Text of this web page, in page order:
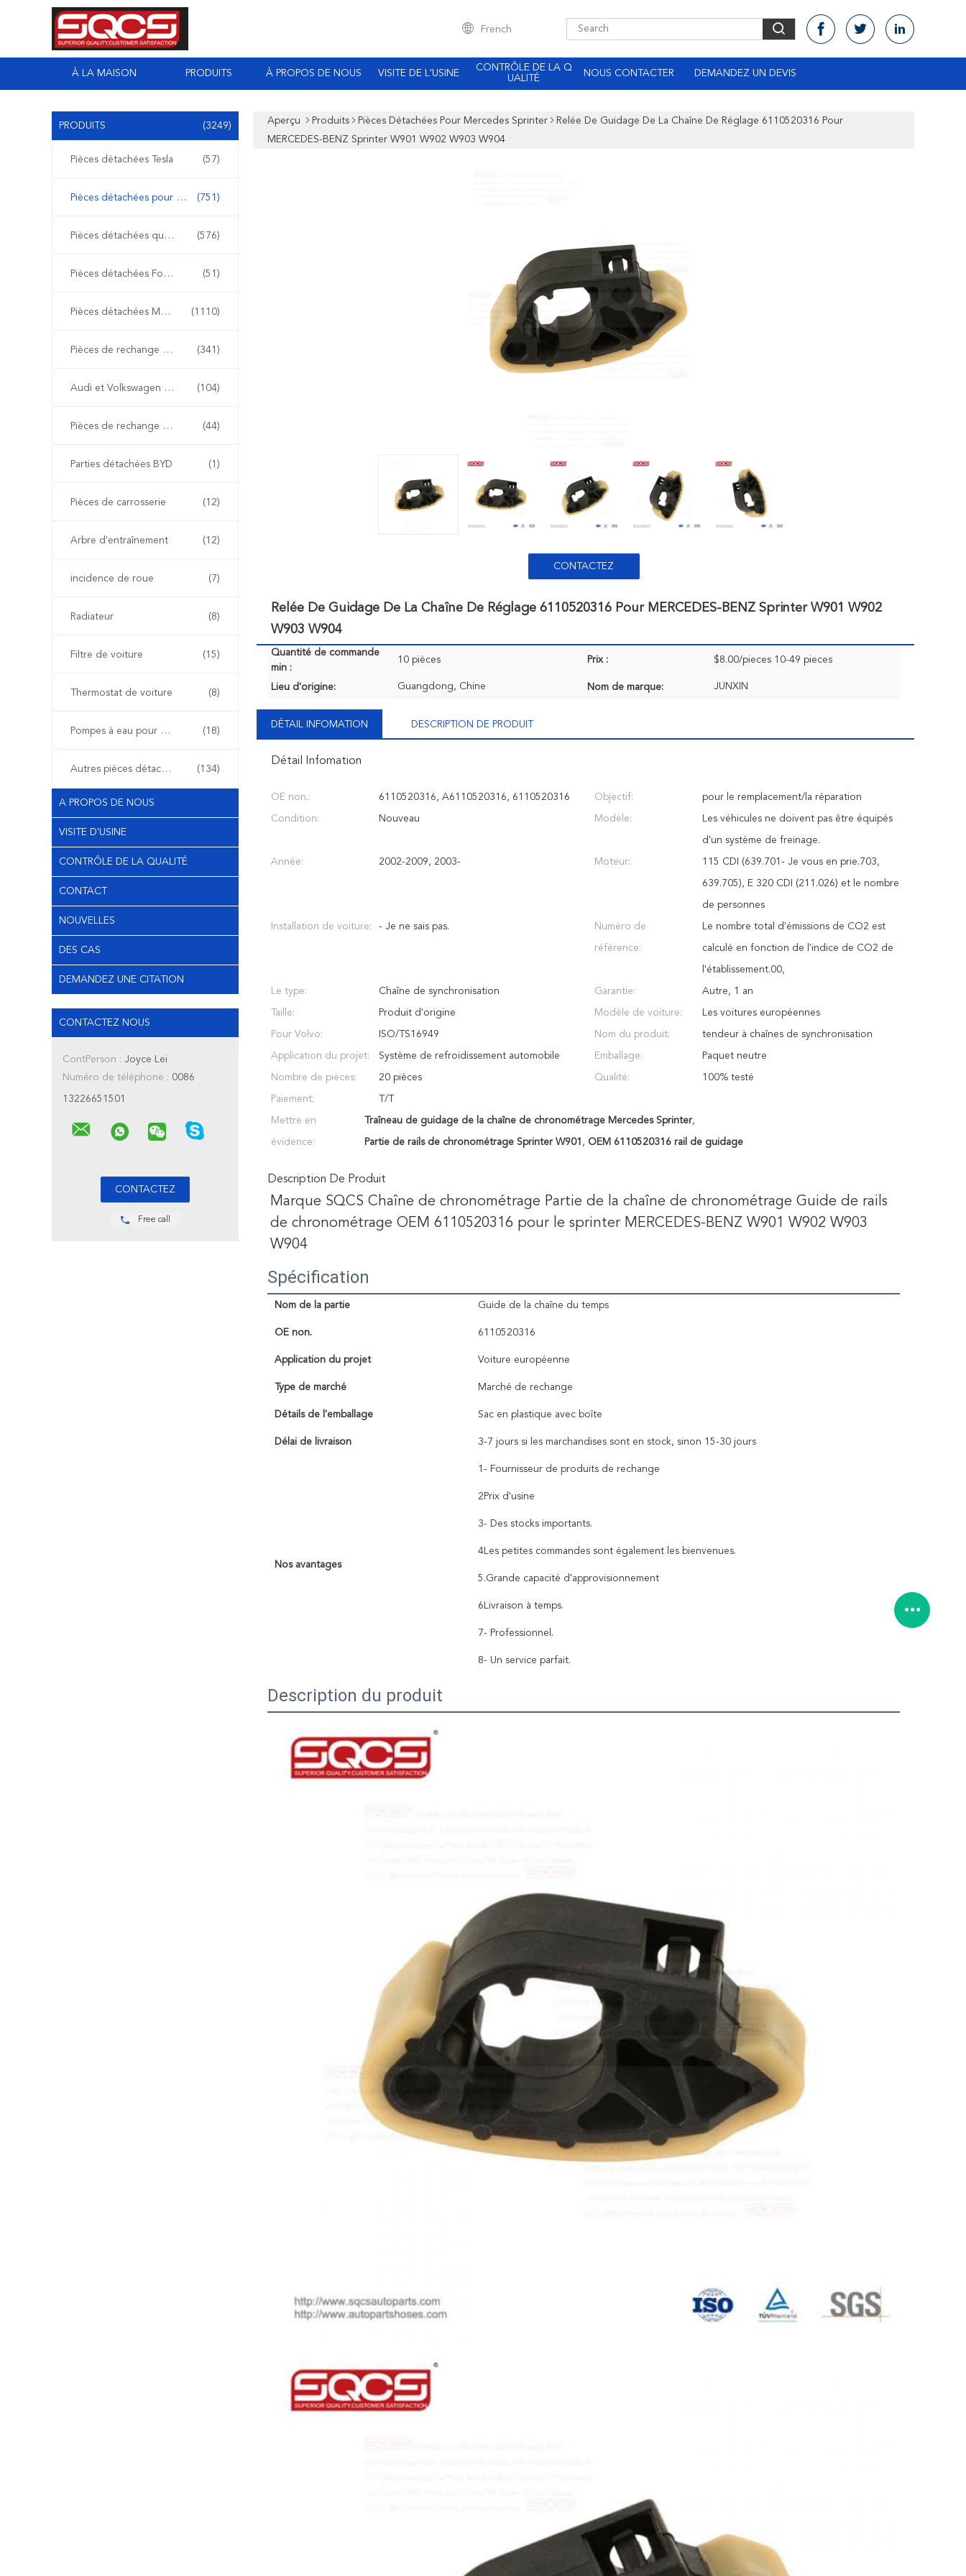
French
À LA MAISON PRODUITS À PROPOS DE NOUS VISITE DE L'USINE
CONTRÔLE DE LA Q
UALITÉ
NOUS CONTACTER DEMANDEZ UN DEVIS
PRODUITS (3249)
Pièces détachées Tesla (57)
Pièces détachées pour Mercedes Sprinter (751)
Pièces détachées quotidiennes Iveco (576)
Pièces détachées Ford Transit (51)
Pièces détachées Mercedes Benz (1110)
Pièces de rechange de BMW (341)
Audi et Volkswagen pièces détachées (104)
Pièces de rechange de Renault (44)
Parties détachées BYD (1)
Pièces de carrosserie (12)
Arbre d'entraînement (12)
incidence de roue (7)
Radiateur (8)
Filtre de voiture (15)
Thermostat de voiture (8)
Pompes à eau pour voiture (18)
Autres pièces détachées automobiles (134)
A PROPOS DE NOUS
VISITE D'USINE
CONTRÔLE DE LA QUALITÉ
CONTACT
NOUVELLES
DES CAS
DEMANDEZ UNE CITATION
CONTACTEZ NOUS
ContPerson : Joyce Lei
Numéro de téléphone : 0086
13226651501
Free call
Aperçu Produits Pièces Détachées Pour Mercedes Sprinter
Relée De Guidage De La Chaîne De Réglage 6110520316 Pour
MERCEDES-BENZ Sprinter W901 W902 W903 W904
CONTACTEZ
Relée De Guidage De La Chaîne De Réglage 6110520316 Pour MERCEDES-BENZ Sprinter W901 W902
W903 W904
Quantité de commande
min :
10 pièces Prix : $8.00/pieces 10-49 pieces
Lieu d'origine: Guangdong, Chine Nom de marque: JUNXIN
DÉTAIL INFOMATION DESCRIPTION DE PRODUIT
Détail Infomation
OE non.: 6110520316, A6110520316, 6110520316 Objectif: pour le remplacement/la réparation
Condition: Nouveau Modèle: Les véhicules ne doivent pas être équipés
d'un système de freinage.
Année: 2002-2009, 2003- Moteur: 115 CDI (639.701- Je vous en prie.703,
639.705), E 320 CDI (211.026) et le nombre
de personnes
Installation de voiture: - Je ne sais pas. Numéro de
référence:
Le nombre total d'émissions de CO2 est
calculé en fonction de l'indice de CO2 de
l'établissement.00,
Le type: Chaîne de synchronisation Garantie: Autre, 1 an
Taille: Produit d'origine Modèle de voiture: Les voitures européennes
Pour Volvo: ISO/TS16949 Nom du produit: tendeur à chaînes de synchronisation
Application du projet: Système de refroidissement automobile Emballage: Paquet neutre
Nombre de pièces: 20 pièces Qualité: 100% testé
Paiement: T/T
Mettre en
évidence:
Traîneau de guidage de la chaîne de chronométrage Mercedes Sprinter,
Partie de rails de chronométrage Sprinter W901 , OEM 6110520316 rail de guidage
Description De Produit
Marque SQCS Chaîne de chronométrage Partie de la chaîne de chronométrage Guide de rails
de chronométrage OEM 6110520316 pour le sprinter MERCEDES-BENZ W901 W902 W903
W904
Spécification
Nom de la partie Guide de la chaîne du temps
OE non. 6110520316
Application du projet Voiture européenne
Type de marché Marché de rechange
Détails de l'emballage Sac en plastique avec boîte
Délai de livraison 3-7 jours si les marchandises sont en stock, sinon 15-30 jours
Nos avantages
1- Fournisseur de produits de rechange
2Prix d'usine
3- Des stocks importants.
4Les petites commandes sont également les bienvenues.
5.Grande capacité d'approvisionnement
6Livraison à temps.
7- Professionnel.
8- Un service parfait.
Description du produit